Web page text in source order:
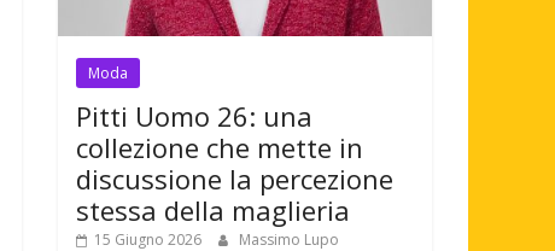
Moda
Pitti Uomo 26: una
collezione che mette in
discussione la percezione
stessa della maglieria
15 Giugno 2026 Massimo Lupo